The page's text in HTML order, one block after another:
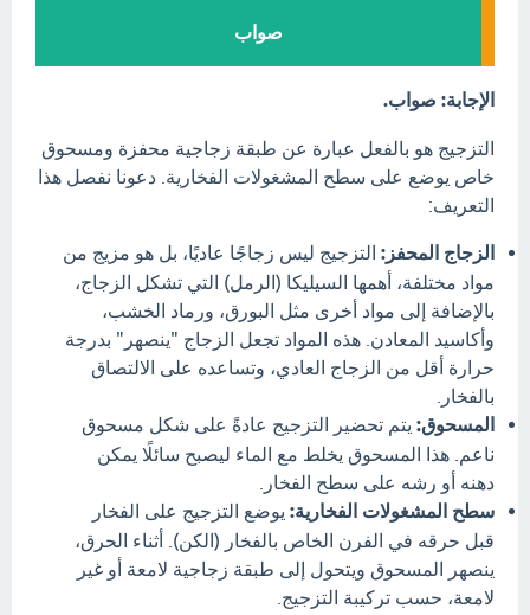
صواب
الإجابة: صواب.
التزجيج هو بالفعل عبارة عن طبقة زجاجية محفزة ومسحوق
خاص يوضع على سطح المشغولات الفخارية. دعونا نفصل هذا
التعريف:
الزجاج المحفز: التزجيج ليس زجاجًا عاديًا، بل هو مزيج من
مواد مختلفة، أهمها السيليكا (الرمل) التي تشكل الزجاج،
بالإضافة إلى مواد أخرى مثل البورق، ورماد الخشب،
وأكاسيد المعادن. هذه المواد تجعل الزجاج "ينصهر" بدرجة
حرارة أقل من الزجاج العادي، وتساعده على الالتصاق
بالفخار.
المسحوق: يتم تحضير التزجيج عادةً على شكل مسحوق
ناعم. هذا المسحوق يخلط مع الماء ليصبح سائلًا يمكن
دهنه أو رشه على سطح الفخار.
سطح المشغولات الفخارية: يوضع التزجيج على الفخار
قبل حرقه في الفرن الخاص بالفخار (الكن). أثناء الحرق،
ينصهر المسحوق ويتحول إلى طبقة زجاجية لامعة أو غير
لامعة، حسب تركيبة التزجيج.